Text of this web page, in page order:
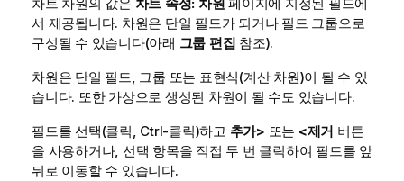
서 제공됩니다. 차원은 단일 필드가 되거나 필드 그룹으로
구성될 수 있습니다(아래 그룹 편집 참조).
차원은 단일 필드, 그룹 또는 표현식(계산 차원)이 될 수 있
습니다. 또한 가상으로 생성된 차원이 될 수도 있습니다.
필드를 선택(클릭, Ctrl-클릭)하고 추가> 또는 <제거 버튼
을 사용하거나, 선택 항목을 직접 두 번 클릭하여 필드를 앞
뒤로 이동할 수 있습니다.